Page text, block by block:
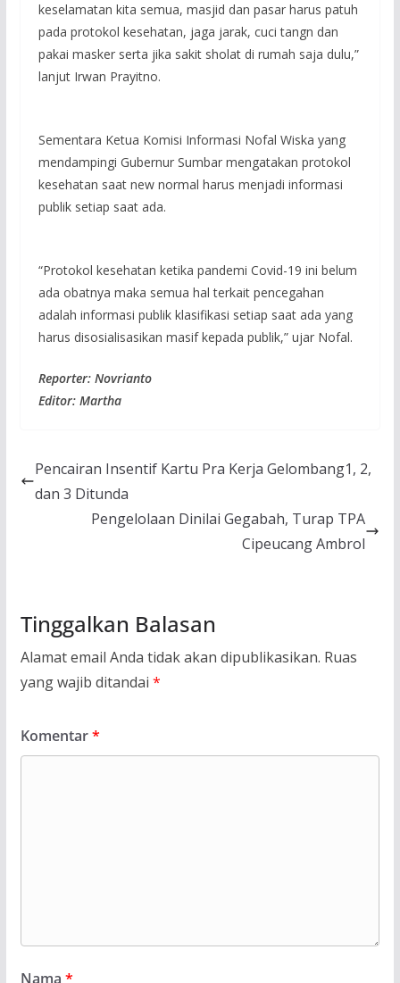
keselamatan kita semua, masjid dan pasar harus patuh
pada protokol kesehatan, jaga jarak, cuci tangn dan
pakai masker serta jika sakit sholat di rumah saja dulu,”
lanjut Irwan Prayitno.
Sementara Ketua Komisi Informasi Nofal Wiska yang
mendampingi Gubernur Sumbar mengatakan protokol
kesehatan saat new normal harus menjadi informasi
publik setiap saat ada.
“Protokol kesehatan ketika pandemi Covid-19 ini belum
ada obatnya maka semua hal terkait pencegahan
adalah informasi publik klasifikasi setiap saat ada yang
harus disosialisasikan masif kepada publik,” ujar Nofal.
Reporter: Novrianto
Editor: Martha
Pencairan Insentif Kartu Pra Kerja Gelombang1, 2,
dan 3 Ditunda
Pengelolaan Dinilai Gegabah, Turap TPA
Cipeucang Ambrol
Tinggalkan Balasan
Alamat email Anda tidak akan dipublikasikan. Ruas
yang wajib ditandai *
Komentar*
Nama *